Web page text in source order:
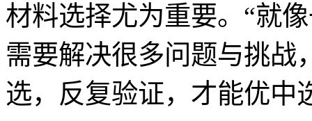
材料选择尤为重要。“就
需要解决很多问题与挑战
选，反复验证，才能优中